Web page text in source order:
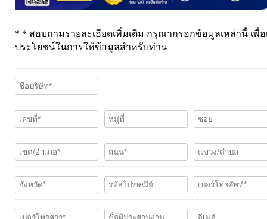
* * สอบถามรายละเอียดเพิ่มเติม กรุณากรอกข้อมูลเหล่านี้ เพื่อ
ประโยชน์ในการให้ข้อมูลสำหรับท่าน